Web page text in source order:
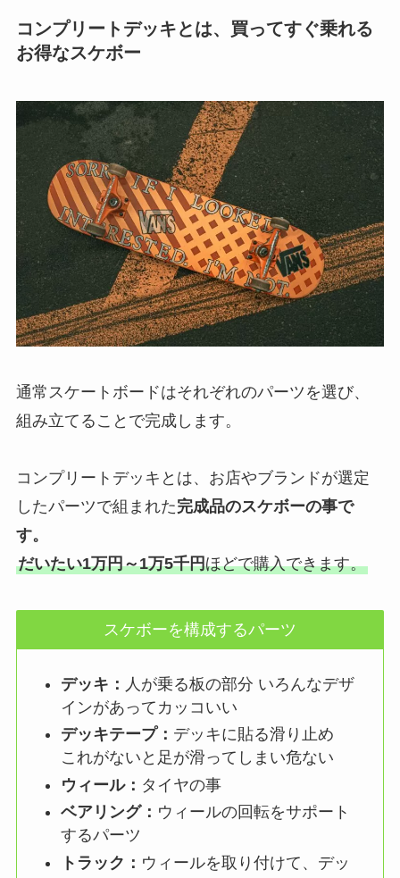
コンプリートデッキとは、買ってすぐ乗れる
お得なスケボー
通常スケートボードはそれぞれのパーツを選び、
組み立てることで完成します。
コンプリートデッキとは、お店やブランドが選定
したパーツで組まれた完成品のスケボーの事で
す。
だいたい1万円～1万5千円ほどで購入できます。
スケボーを構成するパーツ
デッキ： 人が乗る板の部分 いろんなデザ
インがあってカッコいい
デッキテープ： デッキに貼る滑り止め
これがないと足が滑ってしまい危ない
ウィール： タイヤの事
ベアリング： ウィールの回転をサポート
するパーツ
トラック： ウィールを取り付けて、デッ